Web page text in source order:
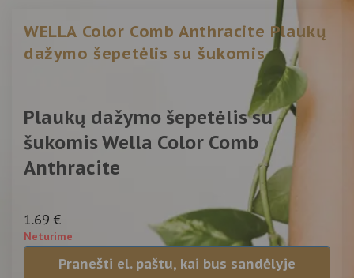
WELLA Color Comb Anthracite Plaukų
dažymo šepetėlis su šukomis
Plaukų dažymo šepetėlis su
šukomis Wella Color Comb
Anthracite
1.69 €
Neturime
Pranešti el. paštu, kai bus sandėlyje